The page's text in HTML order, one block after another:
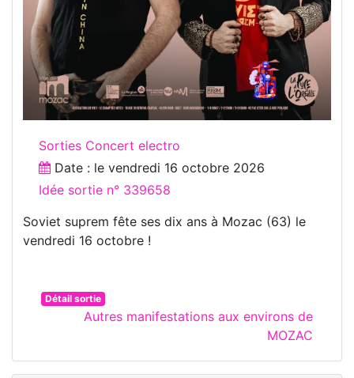
Sorties Concert electro
Date : le vendredi 16 octobre 2026
Idée sortie n° 339658
Soviet suprem fête ses dix ans à Mozac (63) le
vendredi 16 octobre !
Détail sortie
Autres manifestations aux environs de
MOZAC